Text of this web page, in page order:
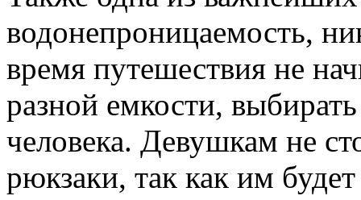
водонепроницаемость,
время путешествия не
разной емкости,
человека. Девушкам не
рюкзаки, так как им